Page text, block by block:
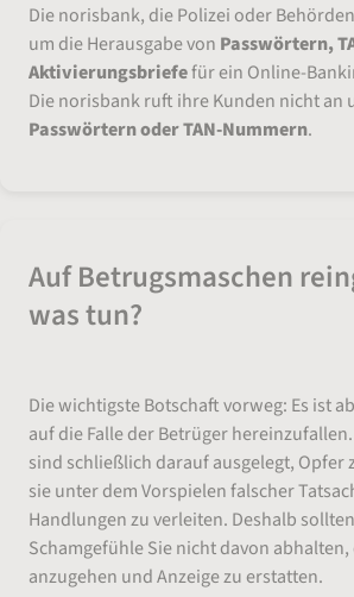
Die norisbank, die Polizei oder
um die Herausgabe von Passwörtern,
Aktivierungsbriefefür ein Online-
Die norisbank ruft ihre Kunden nicht an
Passwörtern oder TAN-Nummern.
Auf Betrugsmaschen
was tun?
Die wichtigste Botschaft vorweg: Es ist
auf die Falle der Betrüger
sind schließlich darauf ausgelegt, Opfer
sie unter dem Vorspielen falscher
Handlungen zu verleiten. Deshalb
Schamgefühle Sie nicht davon
anzugehen und Anzeige zu erstatten.